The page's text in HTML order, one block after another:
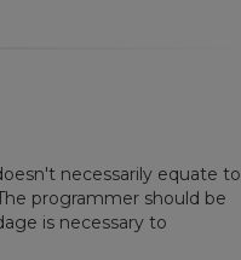
necessarily equate to
programmer should be
is necessary to